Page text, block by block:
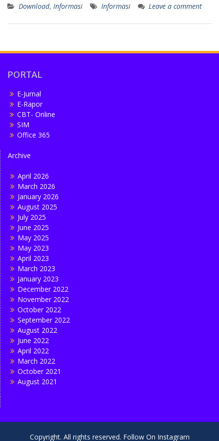
Download, Informasi Informasi Leave a comment
PORTAL
E-Jurnal
E-Rapor
CBT- Online
SIM
Office 365
Archive
April 2026
March 2026
January 2026
August 2025
July 2025
June 2025
May 2025
May 2023
April 2023
March 2023
January 2023
December 2022
November 2022
October 2022
September 2022
August 2022
June 2022
April 2022
March 2022
October 2021
August 2021
Copyright. All rights reserved. Follow On Instagram